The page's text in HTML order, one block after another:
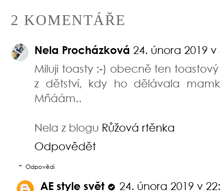
2 KOMENTÁŘE
Nela Procházková 24. února 2019 v
Miluji toasty :-) obecně ten
z dětství, kdy ho dělávala
Mňáám..
Nela z blogu Růžová rtěnka
Odpovědět
Odpovědi
AE style svět
24. února 2019 v